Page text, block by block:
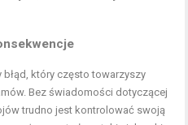
który często towarzyszy
Bez świadomości dotyczącej
trudno jest kontrolować swoją